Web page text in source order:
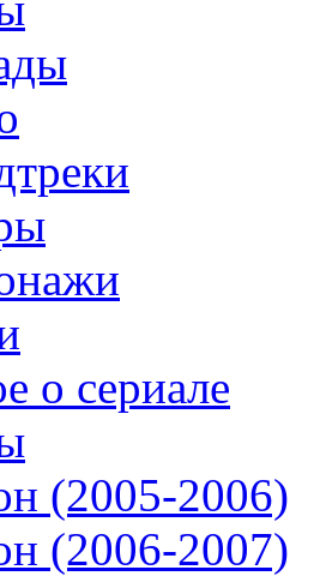
о сериале
(2005-2006)
(2006-2007)